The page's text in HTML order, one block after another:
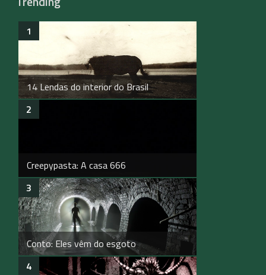
14 Lendas do interior do Brasil
Creepypasta: A casa 666
Conto: Eles vêm do esgoto